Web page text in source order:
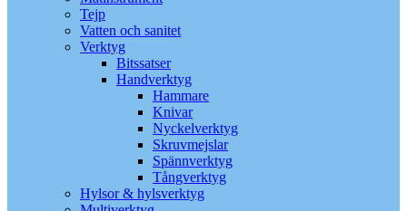
Tejp
Vatten och sanitet
Verktyg
Bitssatser
Handverktyg
Hammare
Knivar
Nyckelverktyg
Skruvmejslar
Spännverktyg
Tångverktyg
Hylsor & hylsverktyg